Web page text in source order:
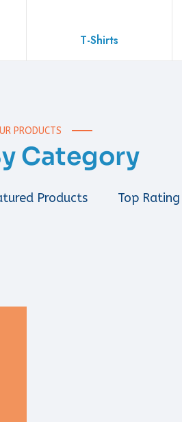
T-Shirts
PRODUCTS
Category
Products Top Rating